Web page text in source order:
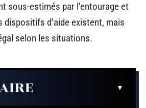
sous-estimés par l’entourage et
d’aide existent, mais
selon les situations.